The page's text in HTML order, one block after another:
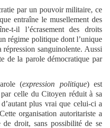
par un pouvoir militaire, ce
entraîne le musellement des
t-il l’écrasement des droits
régime politique dont l’unique
sanguinolente. Aussi
de la parole démocratique par
(expression politique) est
celle du Citoyen réduit à sa
plus vrai que celui-ci a
organisation autoritariste a
droit, sans possibilité de se